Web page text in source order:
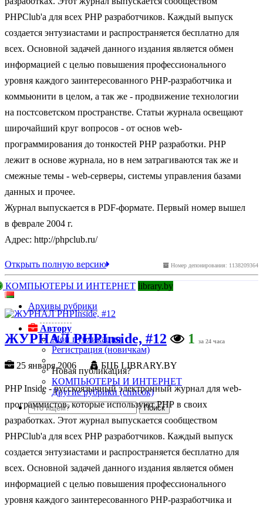
PHPClub'а для всех РНР разработчиков. Каждый выпуск
создается энтузиастами и распространяется бесплатно для
всех. Основной задачей данного издания является обмен
информацией с целью повышения профессионального
уровня каждого заинтересованного РНР-разработчика и
коммьюнити в целом, а так же - продвижение технологии
на постсоветском пространстве. Статьи журнала освещают
широчайший круг вопросов - от основ web-
программирования до тонкостей РНР разработки. РНР
лежит в основе журнала, но в нем затрагиваются так же и
смежные темы - web-серверы, системы управления базами
данных и прочее.
Журнал выпускается в PDF-формате. Первый номер вышел
в феврале 2004 г.
Адрес: http://phpclub.ru/
Номер депонирования: 1138209364
Открыть полную версию
КОМПЬЮТЕРЫ И ИНТЕРНЕТ library.by
Архивы рубрики
Автору
Мои публикации
Регистрация (новичкам)
Новая публикация?
КОМПЬЮТЕРЫ И ИНТЕРНЕТ
Другие рубрики (список)
ЖУРНАЛ PHPInside, #12 1 за 24 часа
25 января 2006 БЦБ LIBRARY.BY
PHP Inside - русскоязычный электронный журнал для web-
программистов, которые используют РНР в своих
разработках. Этот журнал выпускается сообществом
PHPClub'а для всех РНР разработчиков. Каждый выпуск
создается энтузиастами и распространяется бесплатно для
всех. Основной задачей данного издания является обмен
информацией с целью повышения профессионального
уровня каждого заинтересованного РНР-разработчика и